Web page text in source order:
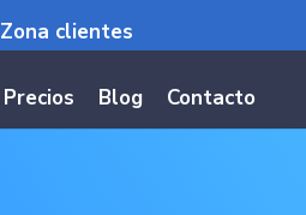
Zona clientes
Precios Blog Contacto